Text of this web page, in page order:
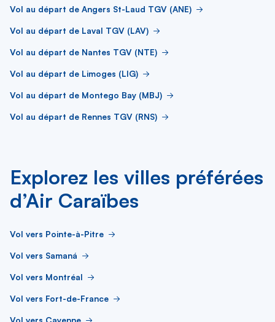
Vol au départ de Angers St-Laud TGV (ANE)
Vol au départ de Laval TGV (LAV)
Vol au départ de Nantes TGV (NTE)
Vol au départ de Limoges (LIG)
Vol au départ de Montego Bay (MBJ)
Vol au départ de Rennes TGV (RNS)
Explorez les villes préférées
d’Air Caraïbes
Vol vers Pointe-à-Pitre
Vol vers Samaná
Vol vers Montréal
Vol vers Fort-de-France
Vol vers Cayenne